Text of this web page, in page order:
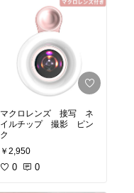
マクロレンズ 接写 ネ
イルチップ 撮影 ピン
ク
￥2,950
0 0